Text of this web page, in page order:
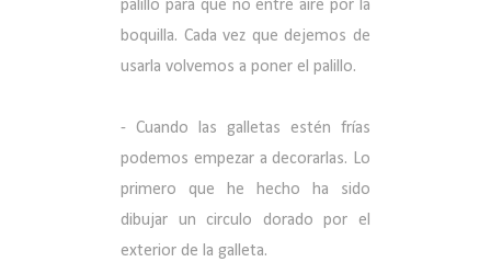
palillo para que no entre aire por la
boquilla. Cada vez que dejemos de
usarla volvemos a poner el palillo.
- Cuando las galletas estén frías
podemos empezar a decorarlas. Lo
primero que he hecho ha sido
dibujar un circulo dorado por el
exterior de la galleta.